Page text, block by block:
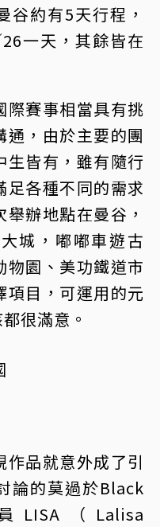
谷約有5天行程，
一天，其餘皆在
際賽事相當具有挑
，由於主要的團
生皆有，雖有隨行
各種不同的需求
辦地點在曼谷，
城，嘟嘟車遊古
園、美功鐵道市
項目，可運用的元
很滿意。
品就意外成了引
論的莫過於Black
LISA（Lalisa